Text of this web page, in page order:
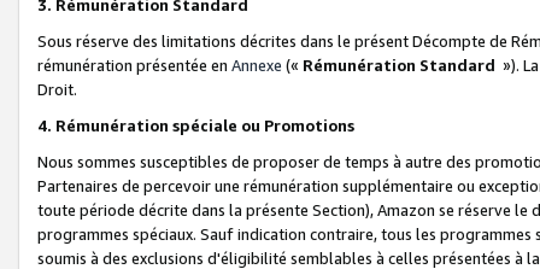
3. Rémunération Standard
Sous réserve des limitations décrites dans le présent Décompte de
rémunération présentée en Annexe (« Rémunération Standard »).
Droit.
4. Rémunération spéciale ou Promotions
Nous sommes susceptibles de proposer de temps à autre des
Partenaires de percevoir une rémunération supplémentaire ou
toute période décrite dans la présente Section), Amazon se réserve
programmes spéciaux. Sauf indication contraire, tous les
soumis à des exclusions d'éligibilité semblables à celles présentées à